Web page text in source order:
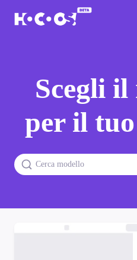
Scegli il
per il